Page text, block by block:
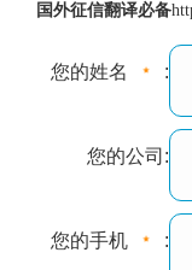
国外征信翻译必备
您的姓名 :
您的公司:
您的手机 :